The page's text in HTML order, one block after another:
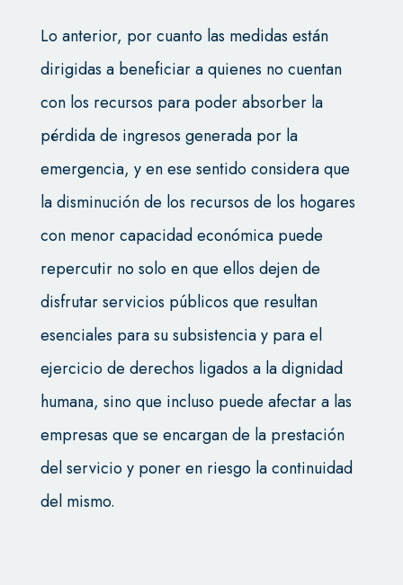
Lo anterior, por cuanto las medidas están
dirigidas a beneficiar a quienes no cuentan
con los recursos para poder absorber la
pérdida de ingresos generada por la
emergencia, y en ese sentido considera que
la disminución de los recursos de los hogares
con menor capacidad económica puede
repercutir no solo en que ellos dejen de
disfrutar servicios públicos que resultan
esenciales para su subsistencia y para el
ejercicio de derechos ligados a la dignidad
humana, sino que incluso puede afectar a las
empresas que se encargan de la prestación
del servicio y poner en riesgo la continuidad
del mismo.